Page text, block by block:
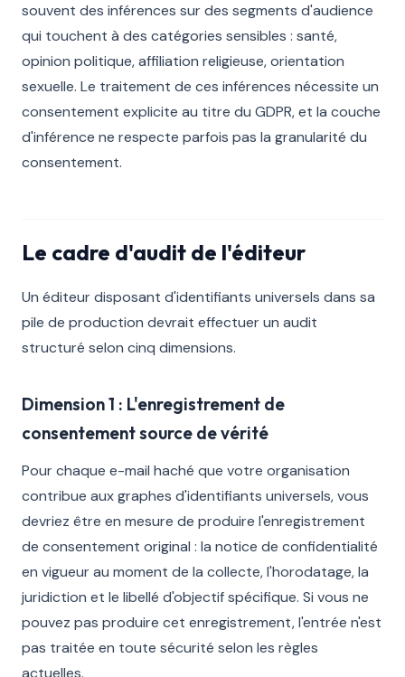
souvent des inférences sur des segments d'audience
qui touchent à des catégories sensibles : santé,
opinion politique, affiliation religieuse, orientation
sexuelle. Le traitement de ces inférences nécessite un
consentement explicite au titre du GDPR, et la couche
d'inférence ne respecte parfois pas la granularité du
consentement.
Le cadre d'audit de l'éditeur
Un éditeur disposant d'identifiants universels dans sa
pile de production devrait effectuer un audit
structuré selon cinq dimensions.
Dimension 1 : L'enregistrement de
consentement source de vérité
Pour chaque e-mail haché que votre organisation
contribue aux graphes d'identifiants universels, vous
devriez être en mesure de produire l'enregistrement
de consentement original : la notice de confidentialité
en vigueur au moment de la collecte, l'horodatage, la
juridiction et le libellé d'objectif spécifique. Si vous ne
pouvez pas produire cet enregistrement, l'entrée n'est
pas traitée en toute sécurité selon les règles
actuelles.